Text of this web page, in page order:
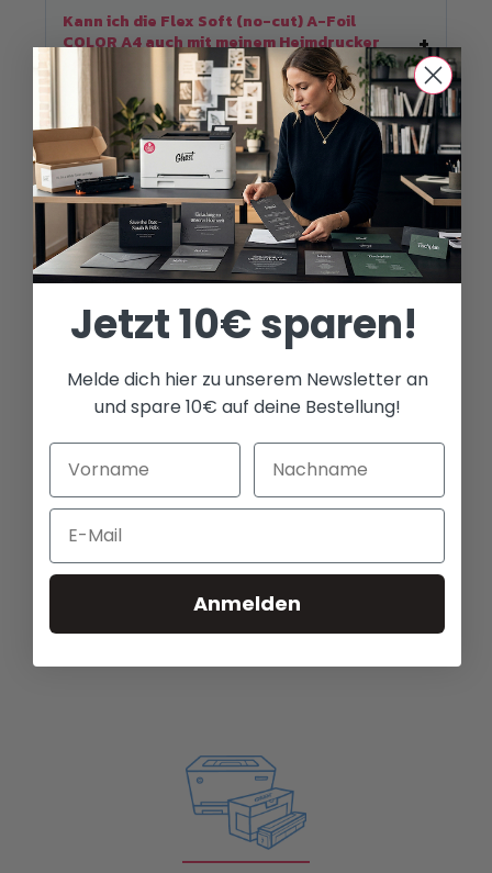
Kann ich die Flex Soft (no-cut) A-Foil
COLOR A4 auch mit meinem Heimdrucker
Zusätzliche Informationen
Gewicht 226 g
WHITE, BLACK, CYAN, Royal
BLUE, RED, YELLOW, Jade
GREEN
Format
A4
Verpackungseinheit
Ghost
Jetzt 10€ sparen!
Melde dich hier zu unserem Newsletter an
und spare 10€ auf deine Bestellung!
Email
Anmelden